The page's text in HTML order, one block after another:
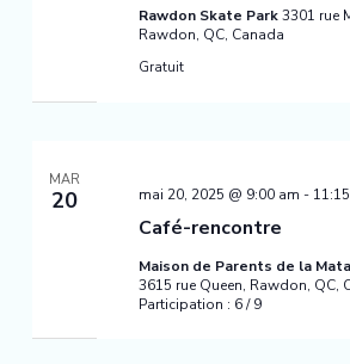
Rawdon Skate Park3301 rue
Rawdon, QC, Canada
Gratuit
MAR
20
Café-rencontre
mai 20, 2025 @ 9:00 am -
Maison de Parents de la
3615 rue Queen, Rawdon, QC,
Participation : 6 / 9